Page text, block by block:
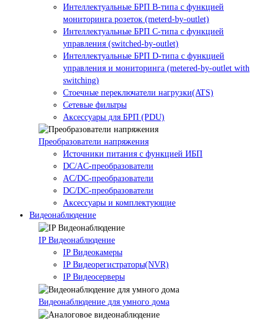
Интеллектуальные БРП B-типа с функцией
мониторинга розеток (meterd-by-outlet)
Интеллектуальные БРП C-типа с функцией
управления (switched-by-outlet)
Интеллектуальные БРП D-типа с функцией
управления и мониторинга (metered-by-outlet with
switching)
Стоечные переключатели нагрузки(ATS)
Сетевые фильтры
Аксессуары для БРП (PDU)
Преобразователи напряжения
Источники питания c функцией ИБП
DC/AC-преобразователи
AC/DC-преобразователи
DC/DC-преобразователи
Аксессуары и комплектующие
Видеонаблюдение
IP Видеонаблюдение
IP Видеокамеры
IP Видеорегистраторы(NVR)
IP Видеосерверы
Видеонаблюдение для умного дома